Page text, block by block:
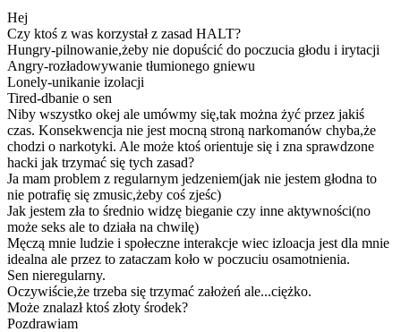
Hej
Czy ktoś z was korzystał z zasad HALT?
Hungry-pilnowanie,żeby nie dopuścić do poczucia głodu i irytacji
Angry-rozładowywanie tłumionego gniewu
Lonely-unikanie izolacji
Tired-dbanie o sen
Niby wszystko okej ale umówmy się,tak można żyć przez jakiś
czas. Konsekwencja nie jest mocną stroną narkomanów chyba,że
chodzi o narkotyki. Ale może ktoś orientuje się i zna sprawdzone
hacki jak trzymać się tych zasad?
Ja mam problem z regularnym jedzeniem(jak nie jestem głodna to
nie potrafię się zmusic,żeby coś zjeśc)
Jak jestem zła to średnio widzę bieganie czy inne aktywności(no
może seks ale to działa na chwilę)
Męczą mnie ludzie i społeczne interakcje wiec izloacja jest dla mnie
idealna ale przez to zataczam koło w poczuciu osamotnienia.
Sen nieregularny.
Oczywiście,że trzeba się trzymać założeń ale...ciężko.
Może znalazł ktoś złoty środek?
Pozdrawiam